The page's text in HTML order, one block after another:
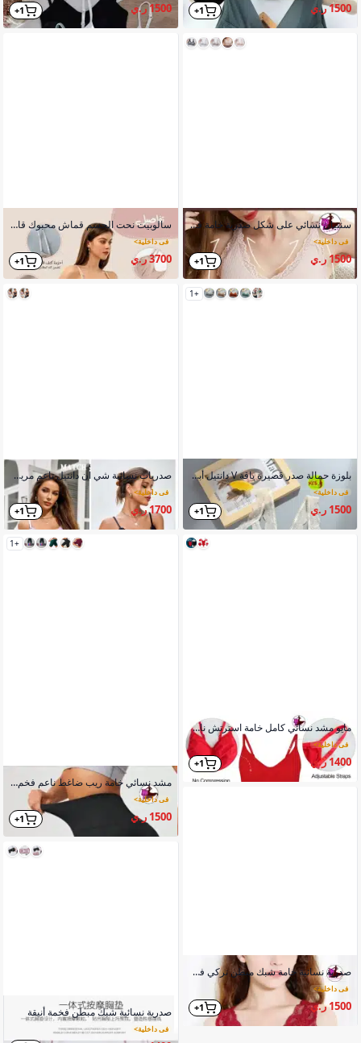
1500 ر.ي 1+
سنتيان نسائي على شكل صدرية خامة قطن ناعم مريح
في داخلية >
1500 ر.ي 1+
+1
بلوزة حمالة صدر قصيرة ياقة V دانتيل أبيض كريمي نسيج مضلع بني بيج
في داخلية >
1500 ر.ي 1+
مايو مشد نسائي كامل خامة استرتش ناعم ضاغط
في داخلية >
1400 ر.ي 1+
صدرية نسائية خامة شبك مبطن تركي فخمة
في داخلية >
1500 ر.ي 1+
1500 ر.ي 1+
سالوبيت نحت الجسم قماش محبوك قابل للتمدد مع وسادة الصدر
في داخلية >
3700 ر.ي 1+
صدريات نسائية شي ان دانتيل ناعم مريح لونين
في داخلية >
1700 ر.ي 1+
+1
مشد نسائي خامة ريب ضاغط ناعم فخم شكل جذاب
في داخلية >
1500 ر.ي 1+
صدرية نسائية شبك مبطن فخمة أنيقة
في داخلية >